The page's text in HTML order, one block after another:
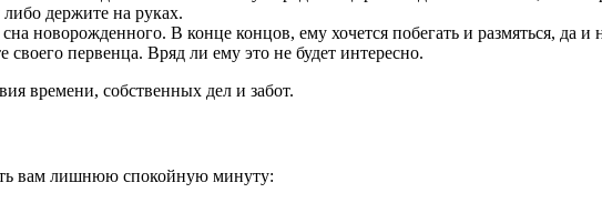
либо держите на руках.
новорожденного. В конце концов, ему хочется побегать и размяться, да
первенца. Вряд ли ему это не будет интересно.
времени, собственных дел и забот.
вам лишнюю спокойную минуту: